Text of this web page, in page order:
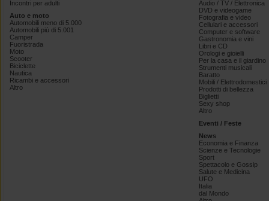
Incontri per adulti
Auto e moto
Automobili meno di 5.000
Automobili più di 5.001
Camper
Fuoristrada
Moto
Scooter
Biciclette
Nautica
Ricambi e accessori
Altro
Audio / TV / Elettronica
DVD e videogame
Fotografia e video
Cellulari e accessori
Computer e software
Gastronomia e vini
Libri e CD
Orologi e gioielli
Per la casa e il giardino
Strumenti musicali
Baratto
Mobili / Elettrodomestici
Prodotti di bellezza
Biglietti
Sexy shop
Altro
Eventi / Feste
News
Economia e Finanza
Scienze e Tecnologie
Sport
Spettacolo e Gossip
Salute e Medicina
UFO
Italia
dal Mondo